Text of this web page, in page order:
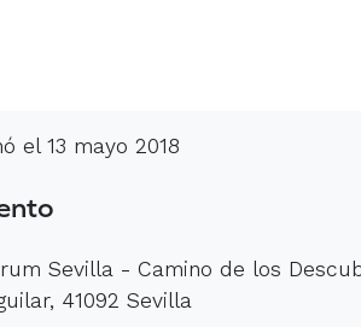
el 13 mayo 2018
Sevilla - Camino de los
41092 Sevilla